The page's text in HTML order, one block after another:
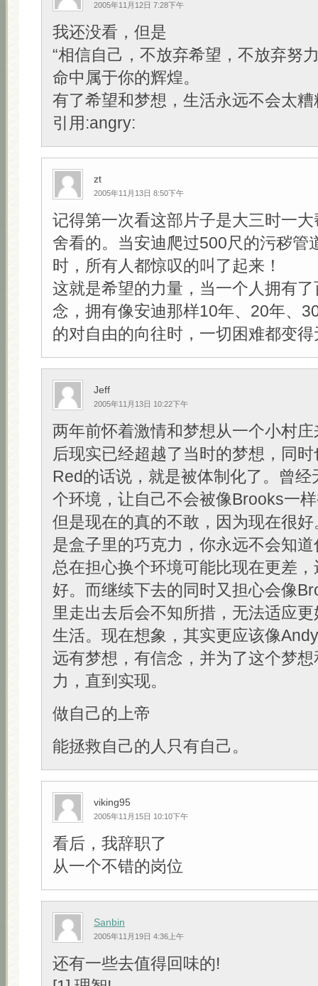
2005年11月12日 7:28下午
我还没看，但是
“相信自己，不放弃希望，不放弃努
命中属于你的辉煌。
有了希望和梦想，生活永远不会太糟
引用:angry:
zt
2005年11月13日 8:50下午
记得第一次看这部片子是大三时一
舍看的。当安迪爬过500尺的污秽管
时，所有人都惊叹的叫了起来！
这就是希望的力量，当一个人拥有
念，拥有像安迪那样10年、20年、
的对自由的向往时，一切困难都变
Jeff
2005年11月13日 10:22下午
两年前怀着激情和梦想从一个小村
后现实已经超越了当时的梦想，同
Red的话说，就是被体制化了。曾经
个环境，让自己不会被像Brooks一
但是现在的真的不敢，因为现在很
是盒子里的巧克力，你永远不会知
总在担心换个环境可能比现在更差
好。而继续下去的同时又担心会像
里走出去后会不知所措，无法适应
生活。现在想象，其实更应该像
远有梦想，有信念，并为了这个梦
力，直到实现。
做自己的上帝
能拯救自己的人只有自己。
viking95
2005年11月15日 10:10下午
看后，我辞职了
从一个不错的岗位
Sanbin
2005年11月19日 4:36上午
还有一些去值得回味的!